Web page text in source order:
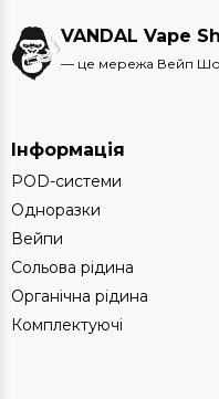
VANDAL Vape
— це мережа Вейп
Інформація
POD-системи
Одноразки
Вейпи
Сольова рідина
Органічна рідина
Комплектуючі